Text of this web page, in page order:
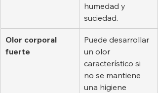
humedad y
suciedad.
Olor corporal
fuerte
Puede desarrollar
un olor
característico si
no se mantiene
una higiene